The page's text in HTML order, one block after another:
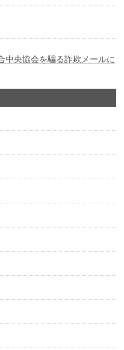
中央協会を騙る詐欺メールに